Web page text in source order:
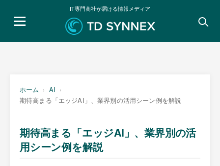
IT専門商社が届ける情報メディア
検
ホーム
AI
期待高まる「エッジAI」、業界別の活用シーン例を解説
期待高まる「エッジAI」、業界別の活
用シーン例を解説